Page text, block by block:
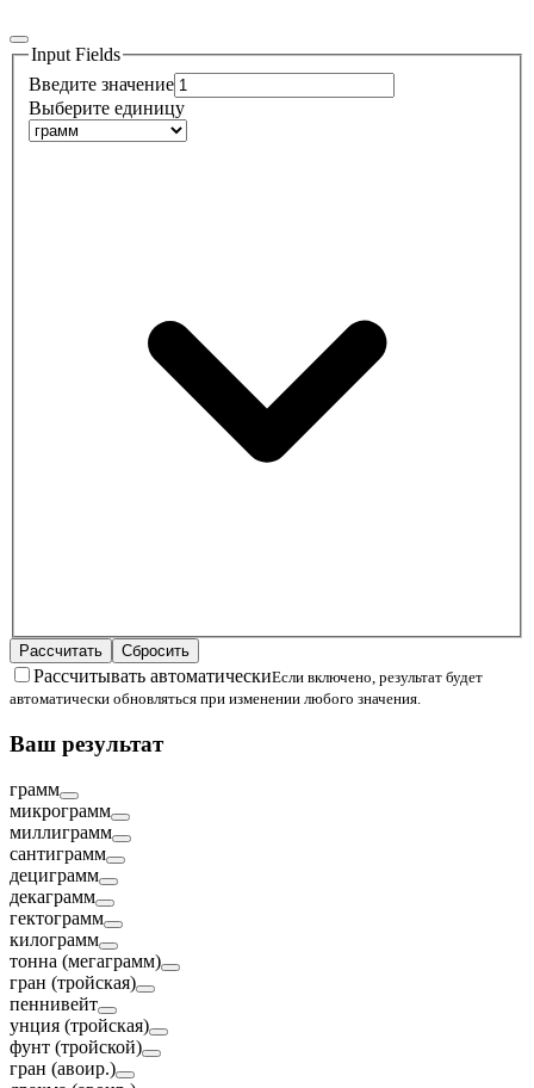
Input Fields
Введите значение
Выберите единицу
Рассчитать Сбросить
Рассчитывать автоматическиЕсли включено, результат будет
автоматически обновляться при изменении любого значения.
Ваш результат
грамм
микрограмм
миллиграмм
сантиграмм
дециграмм
декаграмм
гектограмм
килограмм
тонна (мегаграмм)
гран (тройская)
пеннивейт
унция (тройская)
фунт (тройской)
гран (авоир.)